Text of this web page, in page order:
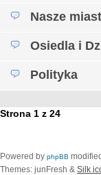
Nasze
Osiedla i
Polityka
Strona 1 z 24
Powered by phpBB
Themes: junFresh & Silk